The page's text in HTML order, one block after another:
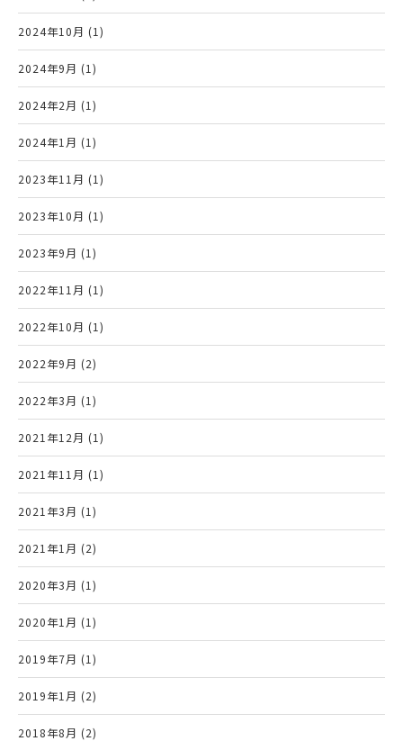
2024年10月 (1)
2024年9月 (1)
2024年2月 (1)
2024年1月 (1)
2023年11月 (1)
2023年10月 (1)
2023年9月 (1)
2022年11月 (1)
2022年10月 (1)
2022年9月 (2)
2022年3月 (1)
2021年12月 (1)
2021年11月 (1)
2021年3月 (1)
2021年1月 (2)
2020年3月 (1)
2020年1月 (1)
2019年7月 (1)
2019年1月 (2)
2018年8月 (2)